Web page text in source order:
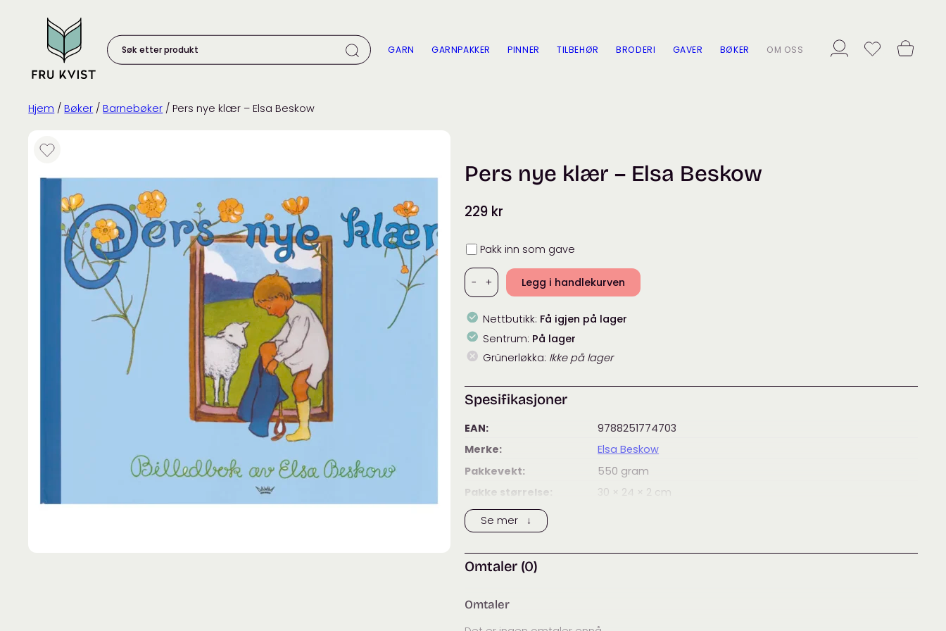
content
etter
produkt:
GARN GARNPAKKER PINNER TILBEHØR BRODERI GAVER BØKER OM OSS
Hjem / Bøker / Barnebøker / Pers nye klær – Elsa Beskow
Pers nye klær – Elsa Beskow
229 kr
Innpakning
Pakk inn som gave
-
Pers
klær
-
Elsa
Beskow
+ Legg i handlekurven
Nettbutikk: Få igjen på lager
Sentrum: På lager
Grünerløkka: Ikke på lager
Spesifikasjoner
EAN:
9788251774703
Merke:
Elsa Beskow
Pakkevekt:
550 gram
Pakke størrelse:
30 × 24 × 2 cm
Kategorier:
Se mer ↓
Omtaler (0)
Omtaler